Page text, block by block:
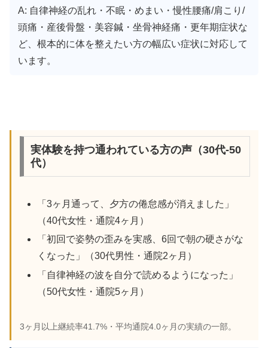
A: 自律神経の乱れ・不眠・めまい・慢性腰痛/肩こり/
頭痛・産後骨盤・美容鍼・坐骨神経痛・更年期症状な
ど、根本的に体を整えたい方の幅広い症状に対応して
います。
実体験を持つ通われている方の声（30代-50
代）
「3ヶ月通って、夕方の倦怠感が消えました」
（40代女性・通院4ヶ月）
「初回で姿勢の歪みを実感、6回で朝の硬さがな
くなった」（30代男性・通院2ヶ月）
「自律神経の波を自分で読めるようになった」
（50代女性・通院5ヶ月）
3ヶ月以上継続率41.7%・平均通院4.0ヶ月の実績の一部。